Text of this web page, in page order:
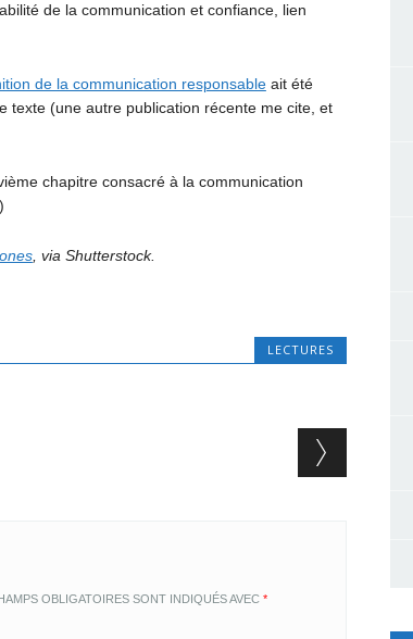
de la communication et confiance, lien
de la communication responsableait été
texte (une autre publication récente me cite, et
chapitre consacré à la communication
, via Shutterstock.
LECTURES
OBLIGATOIRES SONT INDIQUÉS AVEC *